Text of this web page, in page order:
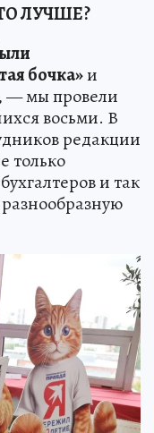
ЛУЧШЕ?
бочка»и
, — мы провели
восьми. В
редакции
только
и так